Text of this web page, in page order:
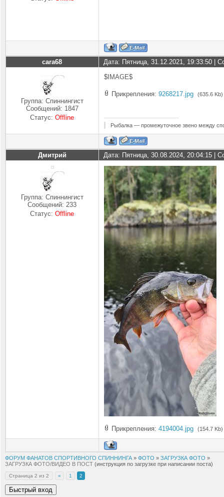
cara68 Дата: Пятница, 31.12.2021, 19:33:50 |
Группа: Спиннингист
Сообщений: 1847
Статус:Offline
$IMAGE$
Прикрепления: 9268217.jpg (635.6 Kb)
Рыбалка — промежуточное звено между
Дмитрий Дата: Пятница, 30.08.2024, 20:04:15 |
Группа: Спиннингист
Сообщений:233
Статус:Offline
Прикрепления: 4194004.jpg (154.7 Kb)
ФОРУМ ФАНАТОВ СПОРТИВНОГО СПИННИНГА » ФОТО » ЗАГРУЗКА ФОТО »
ЗАГРУЗКА ФОТО/ВИДЕО В ПОСТ (инструкция по загрузке при написании поста)
Страница 2 из 2 « 1 2